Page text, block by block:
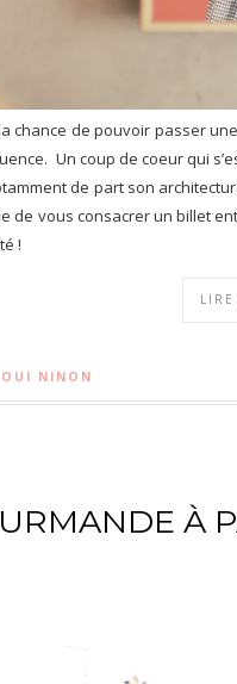
chance de pouvoir passer
Un coup de coeur qui
de part son
de vous consacrer un billet
!
NINON
À